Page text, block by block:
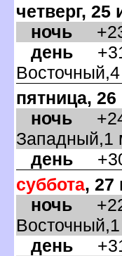
четверг, 25
ночь
день
пятница,
ночь
Западный,1
день
суббота, 27
ночь
день